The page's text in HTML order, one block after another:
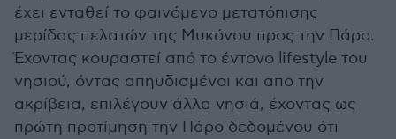
έχει ενταθεί το φαινόμενο μετατόπισης
μερίδας πελατών της Μυκόνου προς την Πάρο.
Έχοντας κουραστεί από το έντονο lifestyle του
νησιού, όντας απηυδισμένοι και απο την
ακρίβεια, επιλέγουν άλλα νησιά, έχοντας ως
πρώτη προτίμηση την Πάρο δεδομένου ότι